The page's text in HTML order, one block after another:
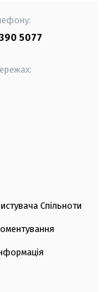
5077
Спільноти